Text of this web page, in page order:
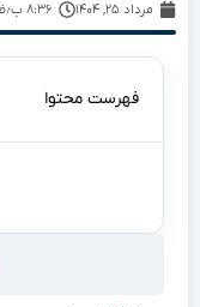
مرداد ۲۵, ۱۴۰۴ ۸:۳۶ ب٫ظ
فهرست محتوا